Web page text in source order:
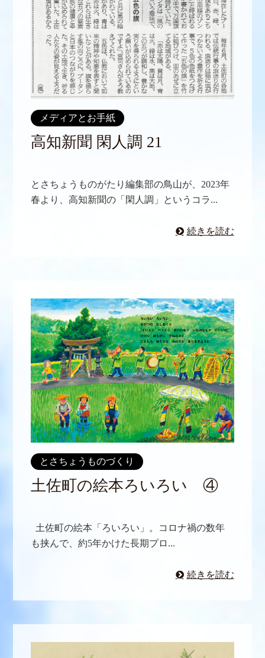
メディアとお手紙
高知新聞 閑人調 21
とさちょうものがたり編集部の鳥山が、2023年
春より、高知新聞の「閑人調」というコラ...
続きを読む
とさちょうものづくり
土佐町の絵本ろいろい ④
土佐町の絵本「ろいろい」。コロナ禍の数年
も挟んで、約5年かけた長期プロ...
続きを読む